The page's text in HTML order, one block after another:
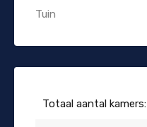
Tuin
Totaal aantal kamers: